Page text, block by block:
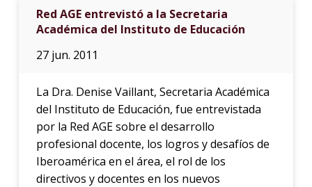
Red AGE entrevistó a la Secretaria
Académica del Instituto de Educación
27 jun. 2011
La Dra. Denise Vaillant, Secretaria Académica
del Instituto de Educación, fue entrevistada
por la Red AGE sobre el desarrollo
profesional docente, los logros y desafíos de
Iberoamérica en el área, el rol de los
directivos y docentes en los nuevos